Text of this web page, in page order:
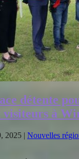
détente
à
2025 | Nouvelles